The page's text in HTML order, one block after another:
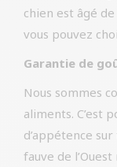
chien est âgé
vous pouvez
Garantie de
Nous sommes
aliments. C’est
d’appétence
fauve de